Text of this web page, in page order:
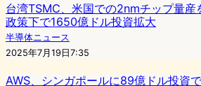
台湾TSMC、米国での2nmチップ量
政策下で1650億ドル投資拡大
半導体ニュース
2025年7月19日7:35
AWS、シンガポールに89億ドル投資